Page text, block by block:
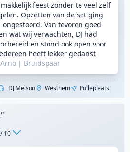
feest zonder te veel zelf
Opzetten van de set ging
ongestoord. Van tevoren goed
wat wij verwachten, DJ had
en stond ook open voor
heeft lekker gedanst
| Bruidspaar
DJ Melson Westhem Pollepleats
/ 10